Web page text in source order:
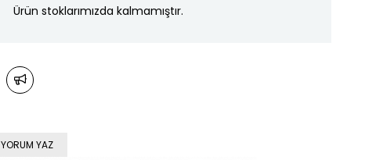
Ürün stoklarımızda kalmamıştır.
YORUM YAZ